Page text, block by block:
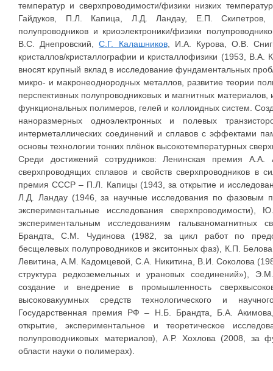
температур и сверхпроводимости/физики низких
Гайдуков, П.Л. Капица, Л.Д. Ландау, Е.П.
полупроводников и криоэлектроники/физики
В.С. Днепровский,С.Г. Калашников, И.А. Курова, О.В.
кристаллов/кристаллографии и кристаллофизики (1953, В.А.
вносят крупный вклад в исследование фундаментальных
микро- и макронеоднородных металлов, развитие теории
перспективных полупроводниковых и магнитных
функциональных полимеров, гелей и коллоидных систем.
наноразмерных одноэлектронных и полевых
интерметаллических соединений и сплавов с эффектами
основы технологии тонких плёнок высокотемпературных
Среди достижений сотрудников: Ленинская премия А.А.
сверхпроводящих сплавов и свойств сверхпроводников в
премия СССР – П.Л. Капицы (1943, за открытие и
Л.Д. Ландау (1946, за научные исследования по фазовым
экспериментальные исследования
экспериментальным исследованиям
Брандта, С.М. Чудинова (1982, за цикл работ по
бесщелевых полупроводников и экситонных фаз), К.П.
Левитина, А.М. Кадомцевой, С.А. Никитина, В.И. Соколова
структура редкоземельных и урановых соединений»),
создание и внедрение в промышленность
высоковакуумных средств технологического и
Государственная премия РФ – Н.Б. Брандта, Б.А.
открытие, экспериментальное и теоретическое
полупроводниковых материалов), А.Р. Хохлова (2008, за
области науки о полимерах).